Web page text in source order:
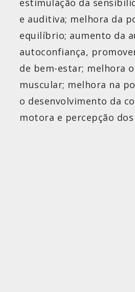
estimulação da
e auditiva; melhora da
equilíbrio; aumento da
autoconfiança,
de bem-estar; melhora
muscular; melhora na
o desenvolvimento da
motora e percepção